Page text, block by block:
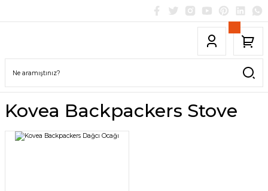
Kovea Backpackers Stove